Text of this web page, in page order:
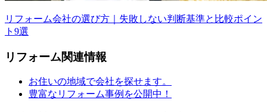
リフォーム会社の選び方｜失敗しない判断基準と比較ポイン
ト9選
リフォーム関連情報
お住いの地域で会社を探せます。
豊富なリフォーム事例を公開中！